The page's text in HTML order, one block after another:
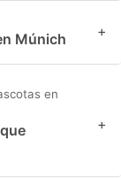
Múnich +
en
+